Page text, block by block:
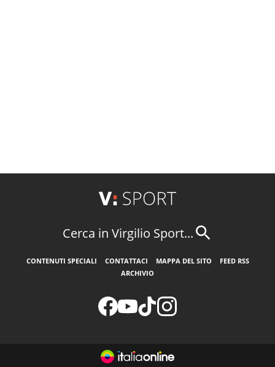
Cerca in Virgilio Sport...
CONTENUTI SPECIALI CONTATTACI MAPPA DEL SITO
FEED RSS
ARCHIVIO